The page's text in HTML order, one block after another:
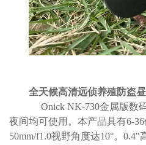
全天候高清远侦养殖防盗
Onick NK-730金属版数
夜间均可使用。本产品具有6-
50mm/f1.0视野角度达10°。0.4"